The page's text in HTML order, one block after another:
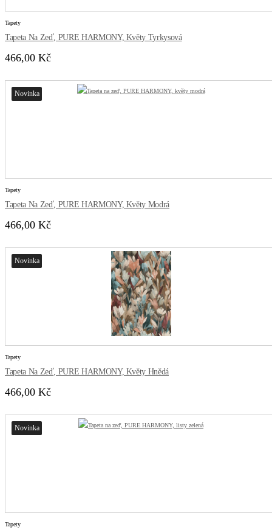
Tapety
Tapeta Na Zeď, PURE HARMONY, Květy Tyrkysová
466,00 Kč
Novinka
Tapety
Tapeta Na Zeď, PURE HARMONY, Květy Modrá
466,00 Kč
Novinka
Tapety
Tapeta Na Zeď, PURE HARMONY, Květy Hnědá
466,00 Kč
Novinka
Tapety